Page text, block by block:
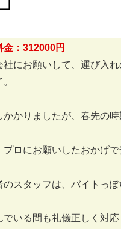
金：312000円
社にお願いして、運び入
かかりましたが、春先の
プロにお願いしたおかげで
のスタッフは、バイトっ
でいる間も礼儀正しく対